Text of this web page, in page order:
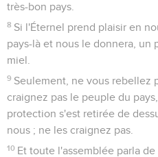
très-bon pays.
8 Si l'Éternel prend plaisir en
pays-là et nous le donnera, un
miel.
9 Seulement, ne vous rebellez
craignez pas le peuple du
protection s'est retirée de
nous ; ne les craignez pas.
10 Et toute l'assemblée parla